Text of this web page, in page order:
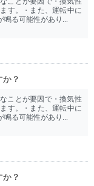
す。・また、運転中に
鳴る可能性があり...
？
ことが要因で・換気性
す。・また、運転中に
鳴る可能性があり...
？